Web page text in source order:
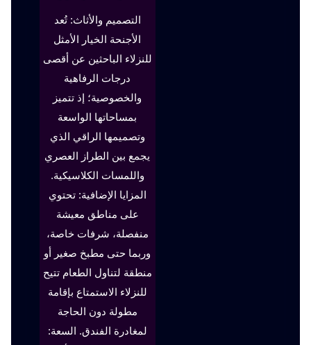
التصميم والأثاث: تُعد
الأجنحة الخيار الأمثل
للنزلاء الباحثين عن أقصى
درجات الرفاهية
والخصوصية؛ إذ تتميز
بمساحاتها الواسعة
وتصميمها الراقي الذي
يجمع بين الطراز العصري
واللمسات الكلاسيكية.
المزايا الإضافية: تحتوي
على مناطق معيشة
منفصلة، شرفات خاصة،
وربما حتى مطبخ صغير أو
منطقة لتناول الطعام تتيح
للنزلاء الاستمتاع بإقامة
مطولة دون الحاجة
لمغادرة الفندق. السعة: